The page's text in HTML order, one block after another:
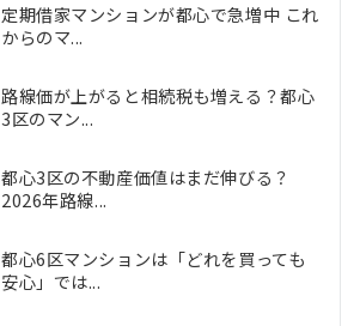
定期借家マンションが都心で急増中 これ
からのマ...
路線価が上がると相続税も増える？都心
3区のマン...
都心3区の不動産価値はまだ伸びる？
2026年路線...
都心6区マンションは「どれを買っても
安心」では...